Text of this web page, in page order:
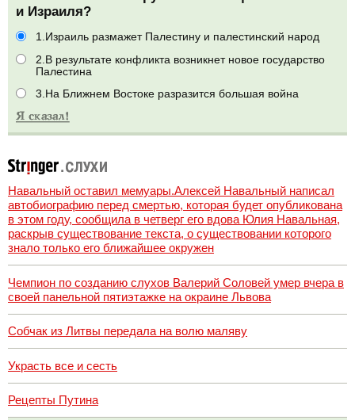
и Израиля?
1.Израиль размажет Палестину и палестинский народ
2.В результате конфликта возникнет новое государство
Палестина
3.На Ближнем Востоке разразится большая война
Навальный оставил мемуары.Алексей Навальный написал
автобиографию перед смертью, которая будет опубликована
в этом году, сообщила в четверг его вдова Юлия Навальная,
раскрыв существование текста, о существовании которого
знало только его ближайшее окружен
Чемпион по созданию слухов Валерий Соловей умер вчера в
своей панельной пятиэтажке на окраине Львова
Собчак из Литвы передала на волю маляву
Украсть все и сесть
Рецепты Путина